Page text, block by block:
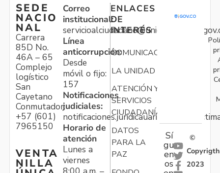
SEDE
NACIO
NAL
Carrera
85D No.
46A – 65
Complejo
logístico
San
Cayetano
Conmutador:
+57 (601)
7965150
VENTA
NILLA
Correo
institucional:
Línea
anticorrupción:
Desde
móvil o fijo:
157
Notificaciones
judiciales:
Horario de
atención
Lunes a
viernes
ENLACES
DE
INTERÉS
COMUNICACIONES
LA UNIDAD
ATENCIÓN Y
SERVICIOS
CIUDADANÍA
DATOS
PARA LA
PAZ
Sí
gu
en
os
©
Copyrigth
2023